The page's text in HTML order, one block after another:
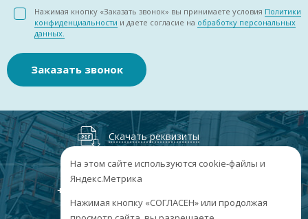
Нажимая кнопку «Заказать звонок» вы принимаете условия Политики
конфиденциальности и даете согласие на обработку персональных
данных.
Заказать звонок
Скачать реквизиты
+7
г. Барнаул, пр. Ленина, 158А, Н1/204
На этом сайте используются cookie-файлы и
Яндекс.Метрика
Нажимая кнопку «СОГЛАСЕН» или продолжая